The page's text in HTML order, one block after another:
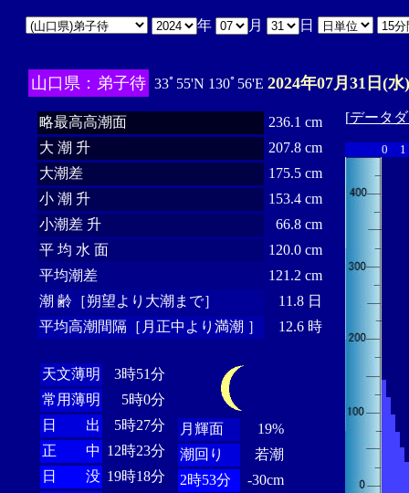
年 月 日
山口県：弟子待 33ﾟ55'N 130ﾟ56'E 2024年07月31日(水)
略最高高潮面
236.1 cm
大 潮 升
207.8 cm
大潮差
175.5 cm
小 潮 升
153.4 cm
小潮差 升
66.8 cm
平 均 水 面
120.0 cm
平均潮差
121.2 cm
潮 齢［朔望より大潮まで］
11.8 日
平均高潮間隔［月正中より満潮 ］
12.6 時
天文薄明
3時51分
常用薄明
5時0分
日 出
5時27分
正 中 12時23分
日 没 19時18分
月輝面
19%
潮回り
若潮
2時53分
-30cm
[データ
0 1